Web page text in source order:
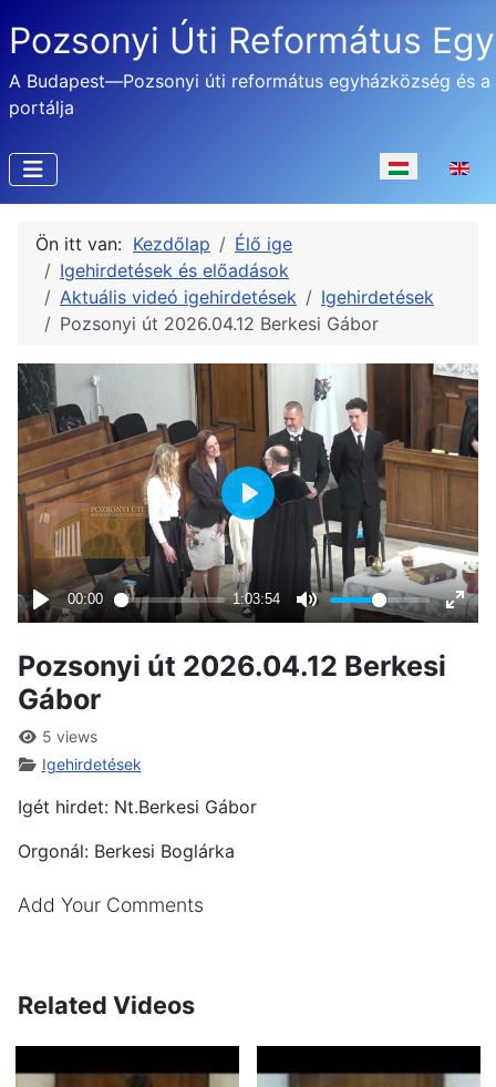
Pozsonyi Úti Református
A Budapest—Pozsonyi úti református egyházközség és a
portálja
Válasszon
Ön itt van: Kezdőlap
Élő ige
Igehirdetések és előadások
Aktuális videó igehirdetések
Igehirdetések
Pozsonyi út 2026.04.12 Berkesi Gábor
Pozsonyi út 2026.04.12 Berkesi
Gábor
5 views
Igehirdetések
Igét hirdet: Nt.Berkesi Gábor
Orgonál: Berkesi Boglárka
Add Your Comments
Related Videos